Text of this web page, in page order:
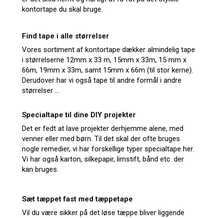
kontortape du skal bruge.
Find tape i alle størrelser
Vores sortiment af kontortape dækker almindelig tape
i størrelserne 12mm x 33 m, 15mm x 33m, 15 mm x
66m, 19mm x 33m, samt 15mm x 66m (til stor kerne).
Derudover har vi også tape til andre formål i andre
størrelser ...
Specialtape til dine DIY projekter
Det er fedt at lave projekter derhjemme alene, med
venner eller med børn. Til det skal der ofte bruges
nogle remedier, vi har forskellige typer specialtape her.
Vi har også karton, silkepapir, limstift, bånd etc. der
kan bruges.
Sæt tæppet fast med tæppetape
Vil du være sikker på det løse tæppe bliver liggende